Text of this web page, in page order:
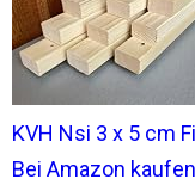
KVH Nsi 3 x 5 cm
Bei Amazon kaufen